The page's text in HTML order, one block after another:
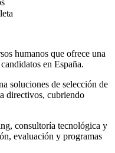
humanos que ofrece una
en España.
soluciones de selección de
directivos, cubriendo
consultoría tecnológica y
evaluación y programas